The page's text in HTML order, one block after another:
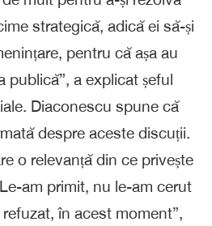
strategică, adică ei să-și
pentru că așa au
publică”, a explicat șeful
Diaconescu spune că
despre aceste discuții.
o relevanță din ce privește
am primit, nu le-am cerut
în acest moment”,